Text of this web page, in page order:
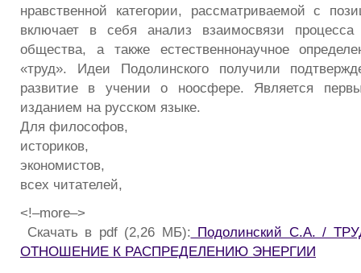
нравственной категории, рассматриваемой с
включает в себя анализ взаимосвязи
общества, а также естественнонаучное
«труд». Идеи Подолинского получили
развитие в учении о ноосфере. Является
изданием на русском языке.
Для философов,
историков,
экономистов,
всех читателей,
<!–more–>
Скачать в pdf (2,26 МБ): Подолинский С.А. /
ОТНОШЕНИЕ К РАСПРЕДЕЛЕНИЮ ЭНЕРГИИ